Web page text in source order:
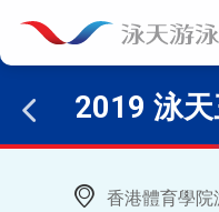
2019 泳
香港體育學院